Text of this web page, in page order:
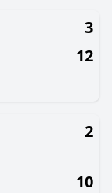
3
12
2
10